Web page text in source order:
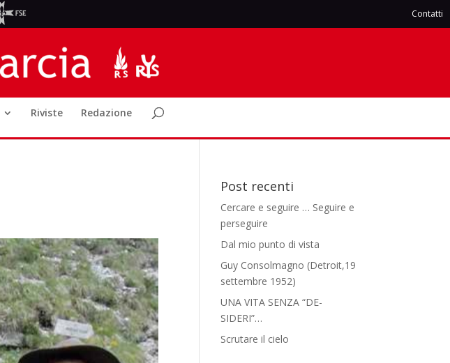
Contatti
Riviste Redazione
Post recenti
Cercare e seguire … Seguire e
perseguire
Dal mio punto di vista
Guy Consolmagno (Detroit,19
settembre 1952)
UNA VITA SENZA “DE-
SIDERI”…
Scrutare il cielo